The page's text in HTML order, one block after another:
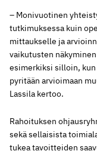
– Monivuotinen
tutkimuksessa kuin
mittaukselle ja
vaikutusten
esimerkiksi silloin,
pyritään arvioimaan
Lassila kertoo.
Rahoituksen
sekä sellaisista
tukea tavoitteiden